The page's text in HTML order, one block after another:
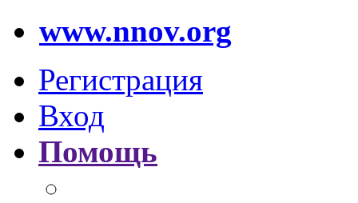
www.nnov.org
Регистрация
Вход
Помощь